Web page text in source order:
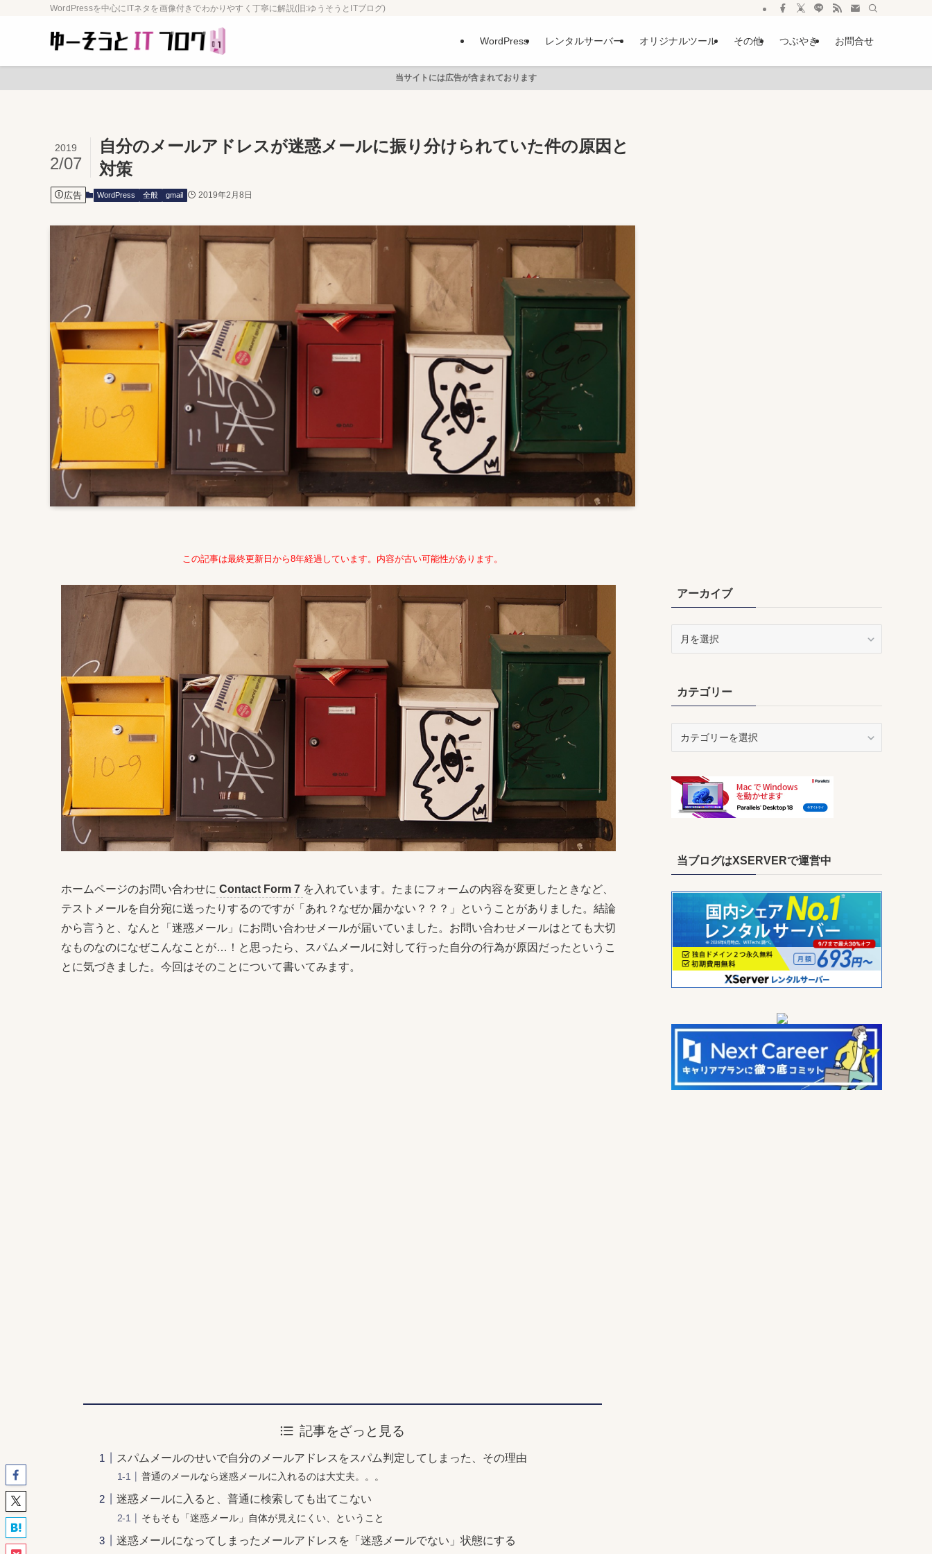
WordPressを中心にITネタを画像付きでわかりやすく丁寧に解説(旧:ゆうそうとITブログ)
WordPress レンタルサーバー オリジナルツール その他 つぶやき お問合せ
当サイトには広告が含まれております
自分のメールアドレスが迷惑メールに振り分けられていた件の原因と
対策
2019
2/07
広告 WordPress 全般 gmail 2019年2月8日
この記事は最終更新日から8年経過しています。内容が古い可能性があります。
ホームページのお問い合わせに Contact Form 7 を入れています。たまにフォームの内容を変更したときなど、
テストメールを自分宛に送ったりするのですが「あれ？なぜか届かない？？？」ということがありました。結論
から言うと、なんと「迷惑メール」にお問い合わせメールが届いていました。お問い合わせメールはとても大切
なものなのになぜこんなことが…！と思ったら、スパムメールに対して行った自分の行為が原因だったというこ
とに気づきました。今回はそのことについて書いてみます。
記事をざっと見る
スパムメールのせいで自分のメールアドレスをスパム判定してしまった、その理由
普通のメールなら迷惑メールに入れるのは大丈夫。。。
迷惑メールに入ると、普通に検索しても出てこない
そもそも「迷惑メール」自体が見えにくい、ということ
迷惑メールになってしまったメールアドレスを「迷惑メールでない」状態にする
アーカイブ
ブカテゴリー
リ
当ブログはXSERVERで運営中